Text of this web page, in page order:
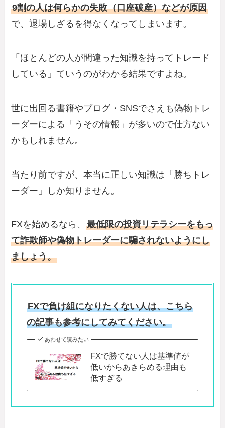
9割の人は何らかの失敗（口座破産）などが原因
で、退場しざるを得なくなってしまいます。
「ほとんどの人が間違った知識を持ってトレード
している」ていうのがわかる結果ですよね。
世に出回る書籍やブログ・SNSでさえも偽物トレ
ーダーによる「うその情報」が多いので仕方ない
かもしれません。
当たり前ですが、本当に正しい知識は「勝ちトレ
ーダー」しか知りません。
FXを始めるなら、最低限の投資リテラシーをもっ
て詐欺師や偽物トレーダーに騙されないようにし
ましょう。
FXで負け組になりたくない人は、こちら
の記事も参考にしてみてください。
あわせて読みたい
FXで勝てない人は基準値が
低いからあきらめる理由も
低すぎる